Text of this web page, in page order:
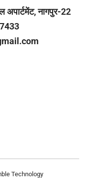
अपार्टमेंट, नागपुर-22
Technology